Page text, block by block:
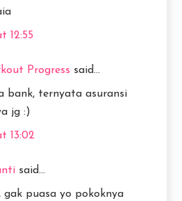
12:55
Progress said...
bank, ternyata asuransi
jg :)
13:02
said...
gak puasa yo pokoknya